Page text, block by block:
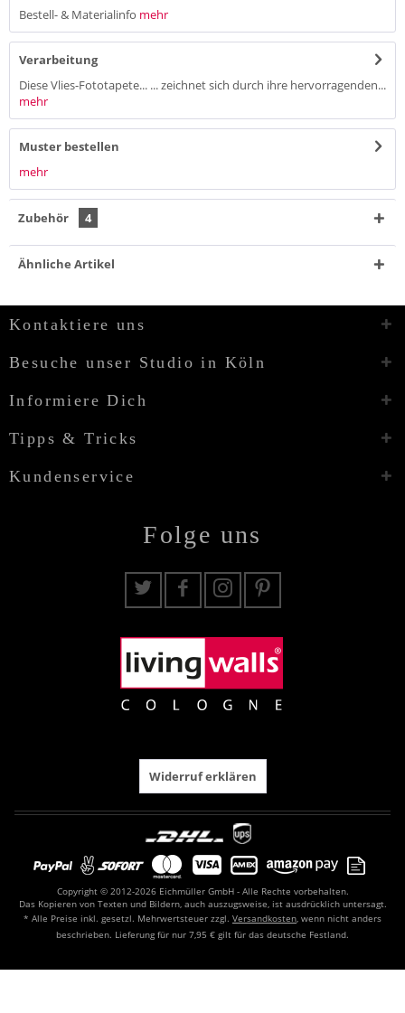
Bestell- & Materialinfo mehr
Verarbeitung
Diese Vlies-Fototapete... ... zeichnet sich durch ihre hervorragenden...
mehr
Muster bestellen
mehr
Zubehör 4
Ähnliche Artikel
Kontaktiere uns
Besuche unser Studio in Köln
Informiere Dich
Tipps & Tricks
Kundenservice
Folge uns
Widerruf erklären
Copyright © 2012-2026 Eichmüller GmbH - Alle Rechte vorbehalten.
Das Kopieren von Texten und Bildern, auch auszugsweise, ist ausdrücklich untersagt.
* Alle Preise inkl. gesetzl. Mehrwertsteuer zzgl. Versandkosten, wenn nicht anders
beschrieben. Lieferung für nur 7,95 € gilt für das deutsche Festland.